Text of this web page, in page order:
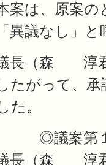
案は、原案の
異議なし」
長（森 淳
たがって、承
た。
案第１号
長（森 淳